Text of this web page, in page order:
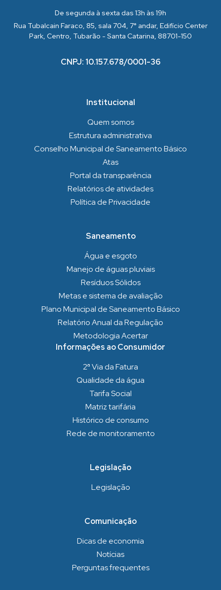
De segunda à sexta das 13h às 19h
Rua Tubalcain Faraco, 85, sala 704, 7° andar, Edifício Center
Park, Centro, Tubarão - Santa Catarina, 88701-150
CNPJ: 10.157.678/0001-36
Institucional
Quem somos
Estrutura administrativa
Conselho Municipal de Saneamento Básico
Atas
Portal da transparência
Relatórios de atividades
Política de Privacidade
Saneamento
Água e esgoto
Manejo de águas pluviais
Resíduos Sólidos
Metas e sistema de avaliação
Plano Municipal de Saneamento Básico
Relatório Anual da Regulação
Metodologia Acertar
Informações ao Consumidor
2ª Via da Fatura
Qualidade da água
Tarifa Social
Matriz tarifária
Histórico de consumo
Rede de monitoramento
Legislação
Legislação
Comunicação
Dicas de economia
Notícias
Perguntas frequentes